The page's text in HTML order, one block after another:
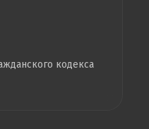
кодекса